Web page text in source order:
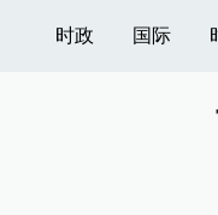
时政 国际